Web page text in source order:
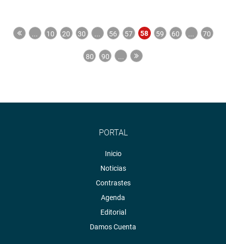
... 10 20 30 ... 56 57 58 59 60 ... 70
80 90 ...
PORTAL
Inicio
Noticias
Contrastes
Agenda
Editorial
Damos Cuenta